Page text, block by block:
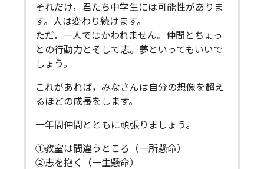
それだけ，君たち中学生には可能性がありま
す。人は変わり続けます。
ただ，一人ではかわれません。仲間とちょっ
との行動力とそして志。夢といってもいいで
しょう。
これがあれば，みなさんは自分の想像を超え
るほどの成長をします。
一年間仲間とともに頑張りましょう。
①教室は間違うところ（一所懸命）
②志を抱く（一生懸命）